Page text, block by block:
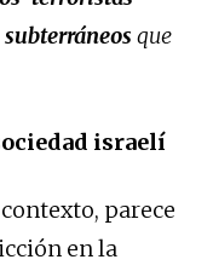
que
israelí
parece
en la